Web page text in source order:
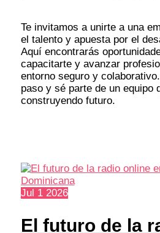
Te invitamos a unirte a una
el talento y apuesta por el
Aquí encontrarás
capacitarte y avanzar
entorno seguro y
paso y sé parte de un equipo
construyendo futuro.
Jul 1 2026
El futuro de la